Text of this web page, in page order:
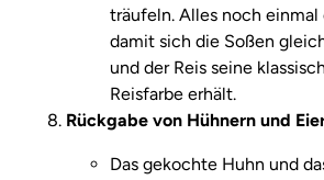
träufeln. Alles noch
damit sich die Soßen
und der Reis seine
Reisfarbe erhält.
Rückgabe von Hühnern und
Das gekochte Huhn und